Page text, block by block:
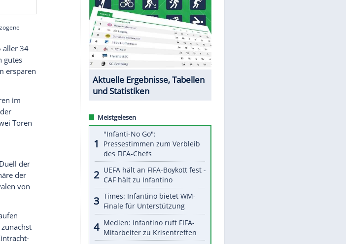
Der
Der Treffer
Niederkassel )
Valsvik
wurde danach
Inhalt von Glomex GmbH
deaktivieren.
personenbezogene
Spielzeit 16 aller 34
ein gutes
Jubiläum ersparen
Vorsicht: Diese 17 Dinge hassen
Katzen
Illegales Asphalt-Kartell muss
Mio-Strafe zahlen
Memo-Spiel mit den
meistverkauften Arcade-
Datencenter